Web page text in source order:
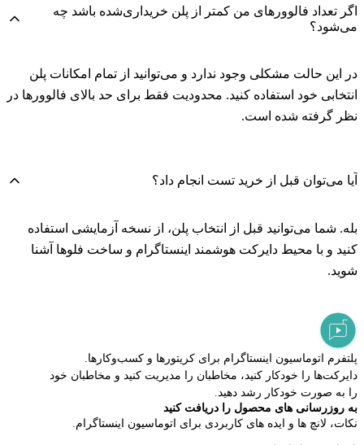
اگر تعداد فالوورهای من کمتر از پلن خریداری‌شده باشد چه
می‌شود؟
در این حالت مشکلی وجود ندارد و می‌توانید از تمام امکانات پلن
انتخابی خود استفاده کنید. محدودیت فقط برای حد بالای فالوورها در
نظر گرفته شده است.
آیا می‌توان قبل از خرید تست انجام داد؟
بله. شما می‌توانید قبل از انتخاب پلن، از نسخه آزمایشی استفاده
کنید و با محیط دایرکت هوشمند اینستاگرام و ساخت فلوها آشنا
شوید.
پلتفرم اتوماسیون اینستاگرام برای کریتورها و کسب‌وکارها.
دایرکت‌ها را خودکار کنید، مخاطبان را مدیریت کنید و مخاطبان خود
را به صورت خودکار رشد دهید.
به روزرسانی های محصول را دریافت کنید
نکات، لانچ ها و ایده های کاربردی برای اتوماسیون اینستاگرام.